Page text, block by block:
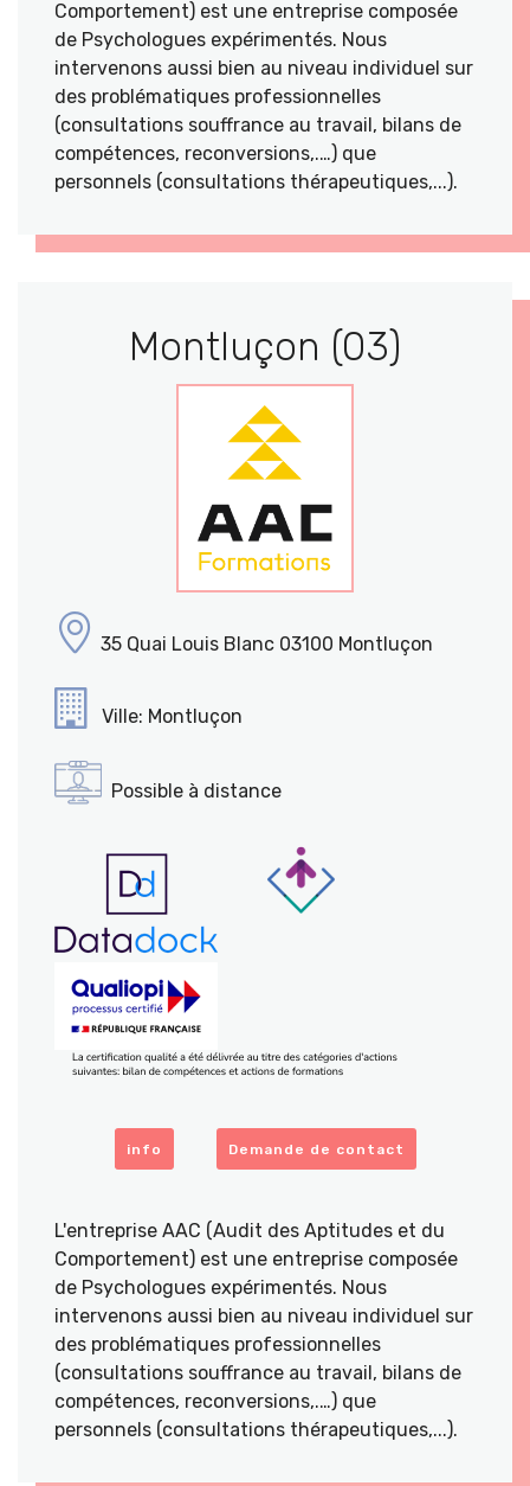
Comportement) est une entreprise composée
de Psychologues expérimentés. Nous
intervenons aussi bien au niveau individuel sur
des problématiques professionnelles
(consultations souffrance au travail, bilans de
compétences, reconversions,.…) que
personnels (consultations thérapeutiques,...).
Montluçon (03)
35 Quai Louis Blanc 03100 Montluçon
Ville: Montluçon
Possible à distance
info Demande de contact
L'entreprise AAC (Audit des Aptitudes et du
Comportement) est une entreprise composée
de Psychologues expérimentés. Nous
intervenons aussi bien au niveau individuel sur
des problématiques professionnelles
(consultations souffrance au travail, bilans de
compétences, reconversions,.…) que
personnels (consultations thérapeutiques,...).